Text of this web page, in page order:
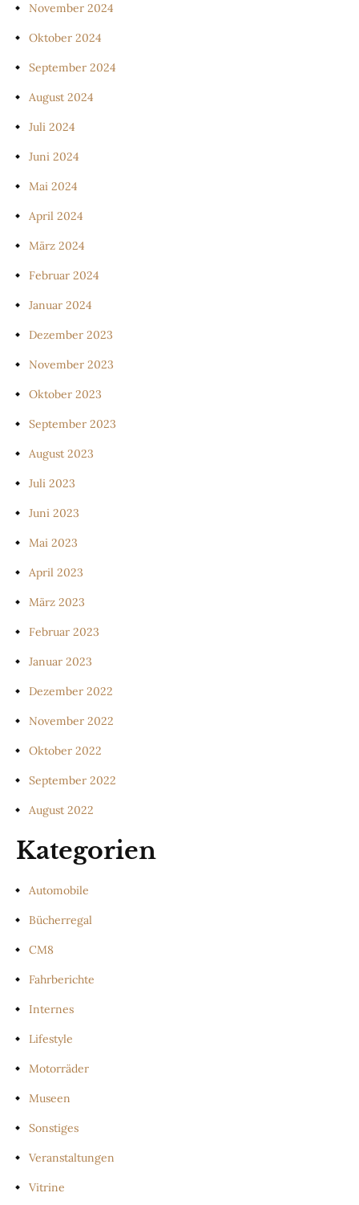
November 2024
Oktober 2024
September 2024
August 2024
Juli 2024
Juni 2024
Mai 2024
April 2024
März 2024
Februar 2024
Januar 2024
Dezember 2023
November 2023
Oktober 2023
September 2023
August 2023
Juli 2023
Juni 2023
Mai 2023
April 2023
März 2023
Februar 2023
Januar 2023
Dezember 2022
November 2022
Oktober 2022
September 2022
August 2022
Kategorien
Automobile
Bücherregal
CM8
Fahrberichte
Internes
Lifestyle
Motorräder
Museen
Sonstiges
Veranstaltungen
Vitrine